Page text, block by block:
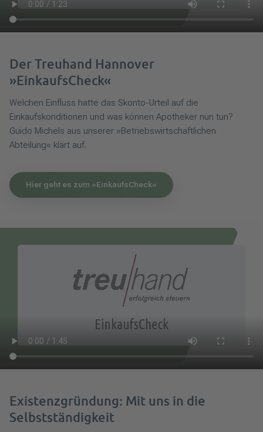
Der Treuhand Hannover
»EinkaufsCheck«
Welchen Einfluss hatte das Skonto-Urteil auf die
Einkaufskonditionen und was können Apotheker nun tun?
Guido Michels aus unserer »Betriebswirtschaftlichen
Abteilung« klärt auf.
Hier geht es zum »EinkaufsCheck«
Existenzgründung: Mit uns in die
Selbstständigkeit